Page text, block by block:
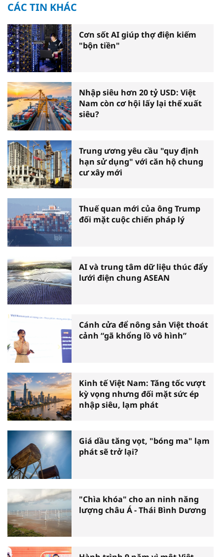
CÁC TIN KHÁC
Cơn sốt AI giúp thợ điện kiếm
"bộn tiền"
Nhập siêu hơn 20 tỷ USD: Việt
Nam còn cơ hội lấy lại thế xuất
siêu?
Trung ương yêu cầu "quy định
hạn sử dụng" với căn hộ chung
cư xây mới
Thuế quan mới của ông Trump
đối mặt cuộc chiến pháp lý
AI và trung tâm dữ liệu thúc đẩy
lưới điện chung ASEAN
Cánh cửa để nông sản Việt thoát
cảnh “gã khổng lồ vô hình”
Kinh tế Việt Nam: Tăng tốc vượt
kỳ vọng nhưng đối mặt sức ép
nhập siêu, lạm phát
Giá dầu tăng vọt, "bóng ma" lạm
phát sẽ trở lại?
"Chìa khóa" cho an ninh năng
lượng châu Á - Thái Bình Dương